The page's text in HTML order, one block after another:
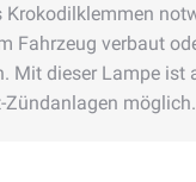
Krokodilklemmen
Fahrzeug verbaut
Mit dieser Lampe ist
Zündanlagen möglich.